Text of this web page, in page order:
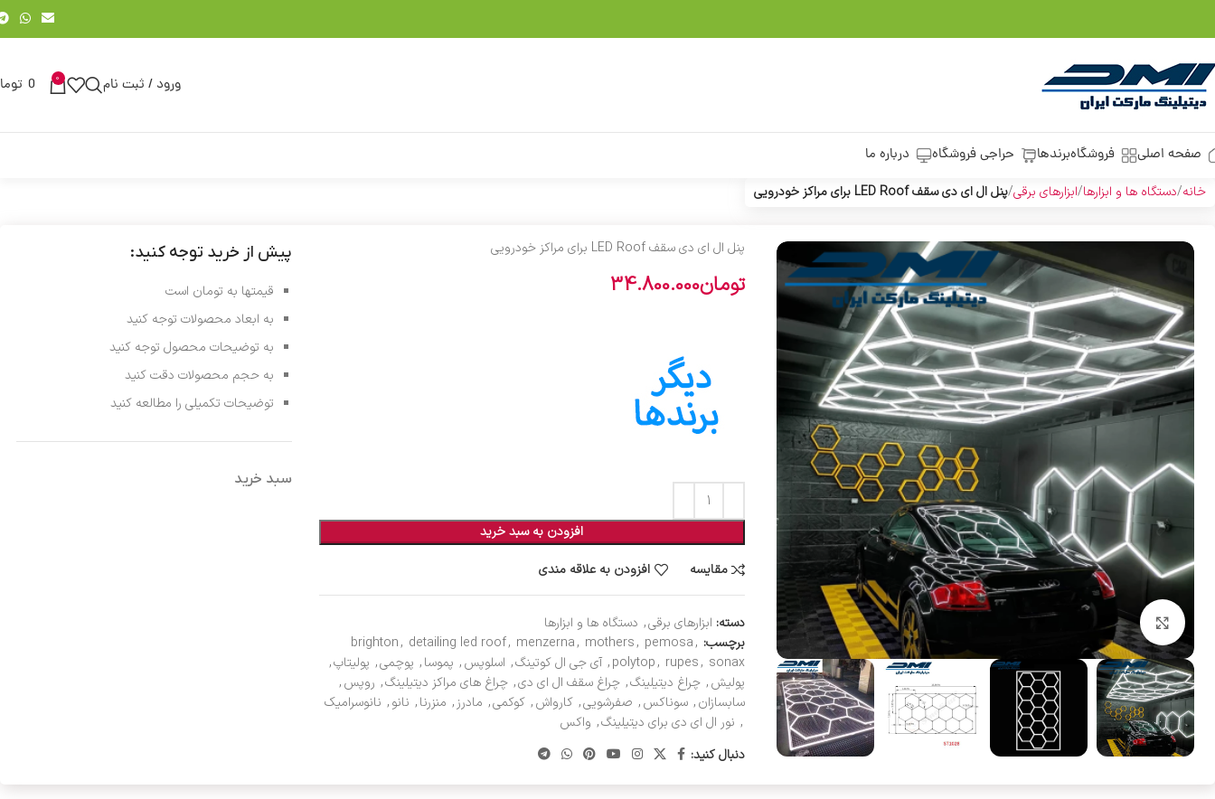
ورود / ثبت نام 0
0
صفحه اصلی فروشگاهبرندها حراجی فروشگاه درباره ما
خانه دستگاه ها و ابزارها ابزارهای برقی پنل ال ای دی سقف LED Roof برای مراکز خودرویی
بزرگنمایی تصویر
پنل ال ای دی سقف LED Roof برای مراکز خودرویی
تومان34.800.000
افزودن به سبد خرید
مقایسه
افزودن به علاقه مندی
دسته: ابزارهای برقی, دستگاه ها و ابزارها
برچسب:
brighton, detailing led roof, menzerna, mothers, pemosa,
polytop, rupes, sonax
, آی جی ال کوتینگ, اسلوپس, پموسا, پوچمی, پولیتاپ,
پولیش, چراغ دیتیلینگ, چراغ سقف ال ای دی, چراغ های مراکز دیتیلینگ, روپس,
سابسازان, سوناکس, صفرشویی, کارواش, کوکمی, مادرز , منزرنا, نانو, نانوسرامیک
, نور ال ای دی برای دیتیلینگ, واکس
دنبال کنید:
پیش از خرید توجه کنید:
قیمتها به تومان است
به ابعاد محصولات توجه کنید
به توضیحات محصول توجه کنید
به حجم محصولات دقت کنید
توضیحات تکمیلی را مطالعه کنید
سبد خرید